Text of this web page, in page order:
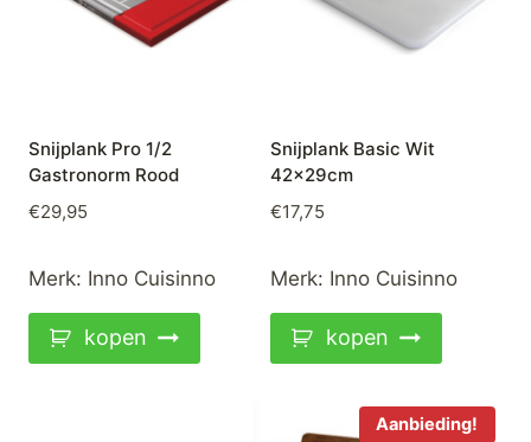
Snijplank Pro 1/2
Gastronorm Rood
€29,95
Merk: Inno Cuisinno
kopen
Snijplank Basic Wit
42x29cm
€17,75
Merk: Inno Cuisinno
kopen
Aanbieding!